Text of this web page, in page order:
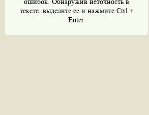
тексте, выделите ее и нажмите Ctrl +
Enter.